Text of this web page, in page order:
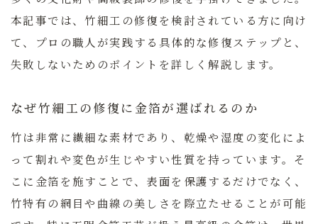
本記事では、竹細工の修復を検討されている方に向け
て、プロの職人が実践する具体的な修復ステップと、
失敗しないためのポイントを詳しく解説します。
なぜ竹細工の修復に金箔が選ばれるのか
竹は非常に繊細な素材であり、乾燥や湿度の変化によ
って割れや変色が生じやすい性質を持っています。そ
こに金箔を施すことで、表面を保護するだけでなく、
竹特有の網目や曲線の美しさを際立たせることが可能